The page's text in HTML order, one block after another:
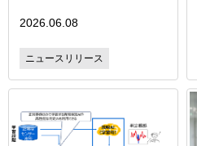
2026.06.08
ニュースリリース